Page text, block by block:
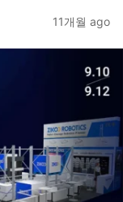
11개월 ago